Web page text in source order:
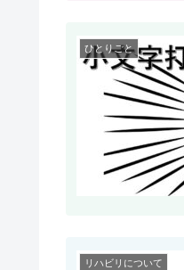
ひとりごと
リハビリについて